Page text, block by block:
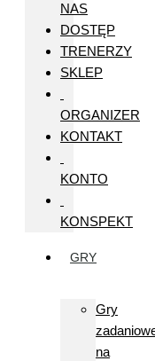
NAS
DOSTĘP
TRENERZY
SKLEP
ORGANIZER
KONTAKT
KONTO
KONSPEKT
GRY
Gry
na